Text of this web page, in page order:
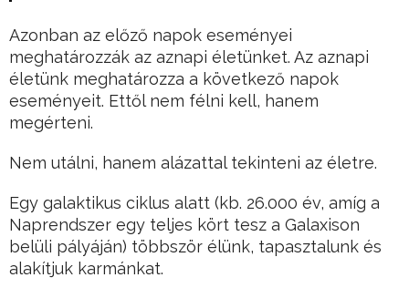
Azonban az előző napok eseményei
meghatározzák az aznapi életünket. Az aznapi
életünk meghatározza a következő napok
eseményeit. Ettől nem félni kell, hanem
megérteni.
Nem utálni, hanem alázattal tekinteni az életre.
Egy galaktikus ciklus alatt (kb. 26.000 év, amíg a
Naprendszer egy teljes kört tesz a Galaxison
belüli pályáján) többször élünk, tapasztalunk és
alakítjuk karmánkat.